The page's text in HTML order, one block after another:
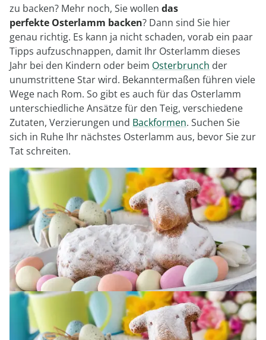
Gartenmöbel Sets &
Lounges
Gartenbeleuchtung
‎ Mehr entdecken
Küchengeräte
Küchentextilien
Küchenhelfer
‎ Mehr entdecken
Tortenplatten
Heimwerken
Insektenschutz
Nähzubehör
Haushaltshelfer
‎ Mehr entdecken
Schubladenorganizer
Schrankorganizer
Schuhstapler
Büro
Dekoration
Uhren & Wecker
Heimtextilien
‎ Mehr entdecken
Schrankorganizer
Schubladenorganizer
Grabschmuck
Grills & Grillzubehör
Pflanzenshop
Pflanzzubehör
‎ Mehr entdecken
LED-Leuchten
Wetterstationen
Damenunterwäsche
Herrenaccessoires
Herrenbekleidung
Herrenschuhe
‎ Mehr entdecken
Regenschirme
Taschen
Schmuck & Uhren
Gesundheitsartikel
Infektionsschutz
Inkontinenzartikel
Körperpflege
‎ Mehr entdecken
Bett-Aufstehhilfen
Ess- & Trinkhilfen
Hörhilfen
Praktische Alltagshelfer
Sehhilfen
‎ Mehr entdecken
Geschenke für Kinder
Geschenke für Männer
Geschenke nach
Themen
Geschenkgutscheine
‎ Mehr entdecken
zu backen? Mehr noch, Sie wollen das
perfekte Osterlamm backen? Dann sind Sie hier
genau richtig. Es kann ja nicht schaden, vorab ein paar
Tipps aufzuschnappen, damit Ihr Osterlamm dieses
Jahr bei den Kindern oder beim Osterbrunch der
unumstrittene Star wird. Bekanntermaßen führen viele
Wege nach Rom. So gibt es auch für das Osterlamm
unterschiedliche Ansätze für den Teig, verschiedene
Zutaten, Verzierungen und Backformen. Suchen Sie
sich in Ruhe Ihr nächstes Osterlamm aus, bevor Sie zur
Tat schreiten.